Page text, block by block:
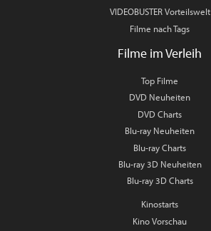
VIDEOBUSTER Vorteilswelt
Filme nach Tags
Filme im Verleih
Top Filme
DVD Neuheiten
DVD Charts
Blu-ray Neuheiten
Blu-ray Charts
Blu-ray 3D Neuheiten
Blu-ray 3D Charts
Kinostarts
Kino Vorschau